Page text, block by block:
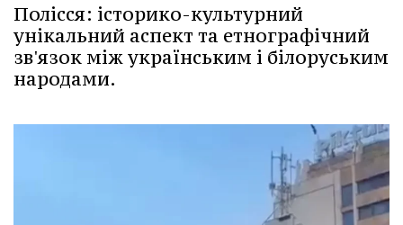
Полісся: історико-культурний
унікальний аспект та етнографічний
зв'язок між українським і білоруським
народами.